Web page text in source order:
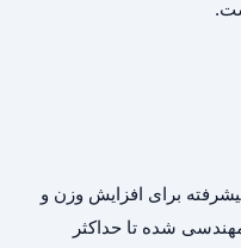
برای افزایش وزن و
شده تا حداکثر